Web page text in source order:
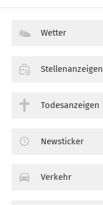
Wetter
Stellenanzeigen
Todesanzeigen
Newsticker
Verkehr